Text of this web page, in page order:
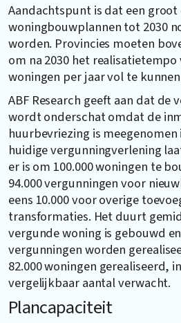
Aandachtspunt is dat een groot
woningbouwplannen tot 2030
worden. Provincies moeten
om na 2030 het realisatietempo
woningen per jaar vol te
ABF Research geeft aan dat
wordt onderschat omdat de
huurbevriezing is
huidige vergunningverlening
er is om 100.000 woningen te
94.000 vergunningen voor
eens 10.000 voor overige
transformaties. Het duurt
vergunde woning is gebouwd
vergunningen worden
82.000 woningen gerealiseerd,
vergelijkbaar aantal verwacht.
Plancapaciteit